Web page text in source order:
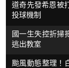
道奇先發希恩被
投球機制
國一生失控折掃
逃出教室
颱風動態整理！